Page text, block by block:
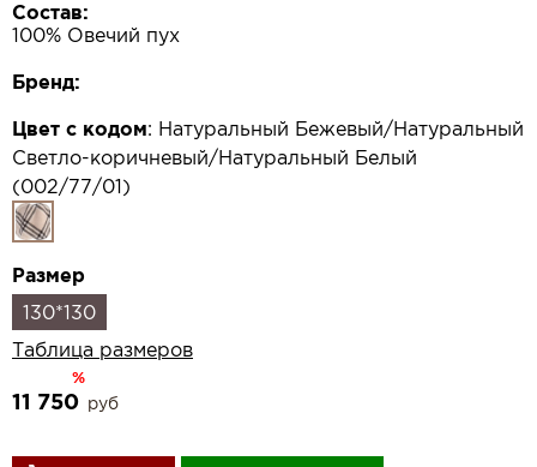
Состав:
100% Овечий пух
Бренд:
Цвет с кодом: Натуральный Бежевый/Натуральный
Светло-коричневый/Натуральный Белый
(002/77/01)
Размер
130*130
Таблица размеров
%
11 750 руб